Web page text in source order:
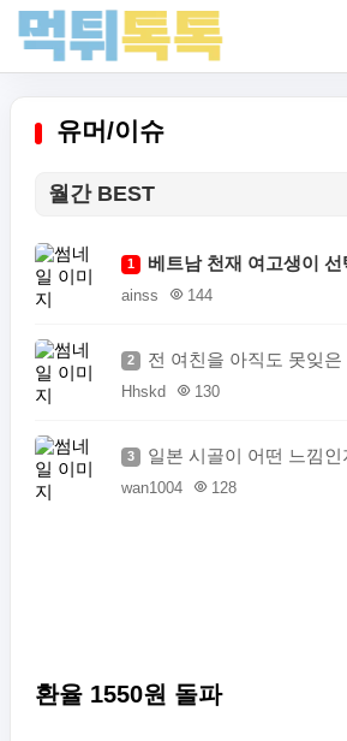
유머/이슈
월간 BEST
1 베트남 천재 여고생이 선
ainss
144
2 전 여친을 아직도 못잊은
Hhskd
130
3
wan1004
128
환율 1550원 돌파